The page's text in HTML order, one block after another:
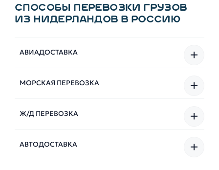
СПОСОБЫ ПЕРЕВОЗКИ ГРУЗОВ
ИЗ НИДЕРЛАНДОВ В РОССИЮ
АВИАДОСТАВКА +
МОРСКАЯ ПЕРЕВОЗКА +
Ж/Д ПЕРЕВОЗКА +
АВТОДОСТАВКА +